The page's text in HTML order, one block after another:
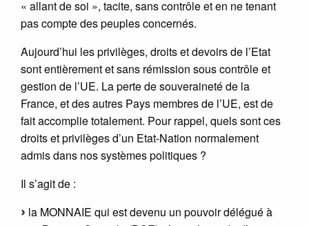
« allant de soi », tacite, sans contrôle et en ne tenant
pas compte des peuples concernés.
Aujourd’hui les privilèges, droits et devoirs de l’Etat
sont entièrement et sans rémission sous contrôle et
gestion de l’UE. La perte de souveraineté de la
France, et des autres Pays membres de l’UE, est de
fait accomplie totalement. Pour rappel, quels sont ces
droits et privilèges d’un Etat-Nation normalement
admis dans nos systèmes politiques ?
Il s’agit de :
la MONNAIE qui est devenu un pouvoir délégué à